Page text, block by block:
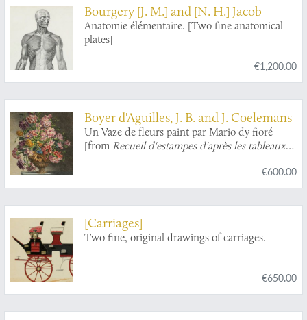
Bourgery [J. M.] and [N. H.] Jacob
Anatomie élémentaire. [Two fine anatomical
plates]
€1,200.00
Boyer d'Aguilles, J. B. and J. Coelemans
Un Vaze de fleurs paint par Mario dy fioré
[from Recueil d'estampes d'après les tableaux
€600.00
[Carriages]
Two fine, original drawings of carriages.
€650.00